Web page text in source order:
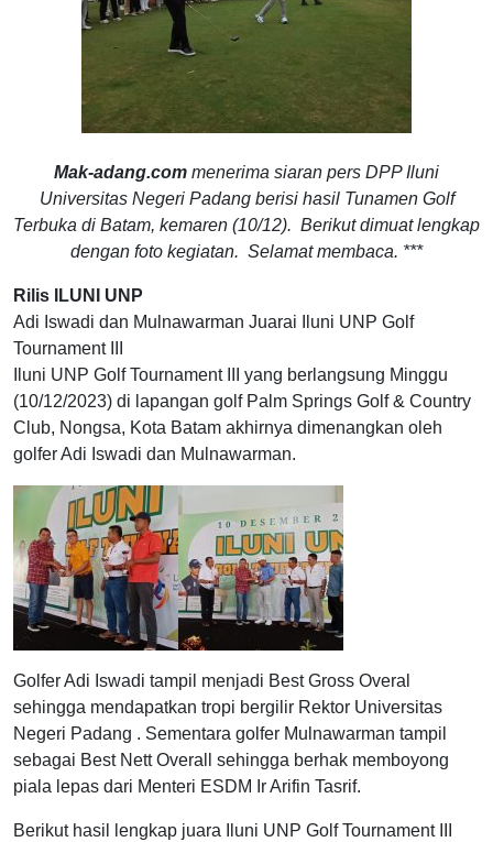
Mak-adang.com menerima siaran pers DPP Iluni
Universitas Negeri Padang berisi hasil Tunamen Golf
Terbuka di Batam, kemaren (10/12). Berikut dimuat lengkap
dengan foto kegiatan. Selamat membaca. ***
Rilis ILUNI UNP
Adi Iswadi dan Mulnawarman Juarai Iluni UNP Golf
Tournament III
Iluni UNP Golf Tournament III yang berlangsung Minggu
(10/12/2023) di lapangan golf Palm Springs Golf & Country
Club, Nongsa, Kota Batam akhirnya dimenangkan oleh
golfer Adi Iswadi dan Mulnawarman.
Golfer Adi Iswadi tampil menjadi Best Gross Overal
sehingga mendapatkan tropi bergilir Rektor Universitas
Negeri Padang . Sementara golfer Mulnawarman tampil
sebagai Best Nett Overall sehingga berhak memboyong
piala lepas dari Menteri ESDM Ir Arifin Tasrif.
Berikut hasil lengkap juara Iluni UNP Golf Tournament III